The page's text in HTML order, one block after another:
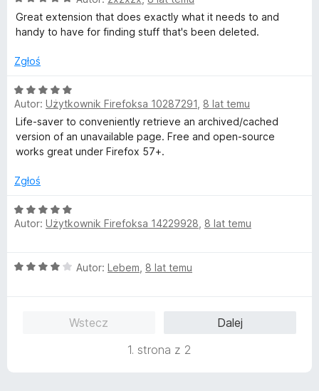
5
a
:
/
c
e
a
5
/
5
Great extension that does exactly what it needs to and
handy to have for finding stuff that's been deleted.
Zgłoś
O
c
e
n
a
5
5
Autor: Użytkownik Firefoksa 10287291 8 lat temu
Life-saver to conveniently retrieve an archived/cached
version of an unavailable page. Free and open-source
works great under Firefox 57+.
Zgłoś
O
c
a
Autor: Użytkownik Firefoksa 14229928 8 lat temu
O
Autor: Lebem 8 lat temu
Wstecz
Dalej
1. strona z 2